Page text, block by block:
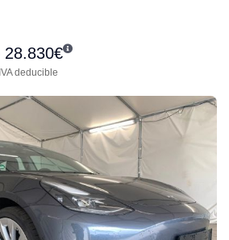
28.830€
IVA deducible